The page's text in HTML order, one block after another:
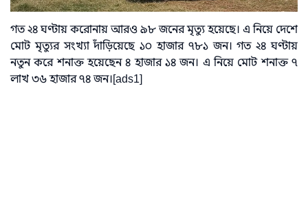
গত ২৪ ঘণ্টায় করোনায় আরও ৯৮ জনের মৃত্যু হয়েছে। এ নিয়ে দেশে
মোট মৃত্যুর সংখ্যা দাঁড়িয়েছে ১০ হাজার ৭৮১ জন। গত ২৪ ঘণ্টায়
নতুন করে শনাক্ত হয়েছেন ৪ হাজার ১৪ জন। এ নিয়ে মোট শনাক্ত ৭
লাখ ৩৬ হাজার ৭৪ জন।[ads1]